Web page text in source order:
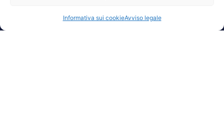
Informativa sui cookieAvviso legale